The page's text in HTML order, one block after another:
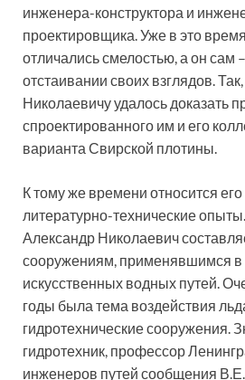
инженера-конструктора и
проектировщика. Уже в это
отличались смелостью, а он сам
отстаивании своих взглядов.
Николаевичу удалось доказать
спроектированного им и его
варианта Свирской плотины.
К тому же времени относится
литературно-технические
Александр Николаевич
сооружениям, применявшимся в
искусственных водных путей.
годы была тема воздействия
гидротехнические сооружения.
гидротехник, профессор
инженеров путей сообщения